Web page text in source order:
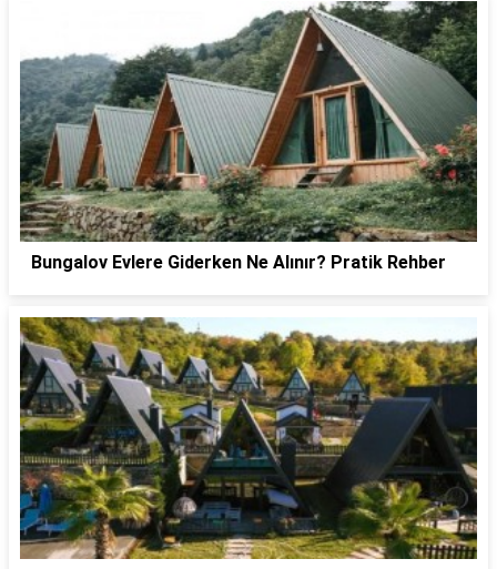
Bungalov Evlere Giderken Ne Alınır? Pratik Rehber